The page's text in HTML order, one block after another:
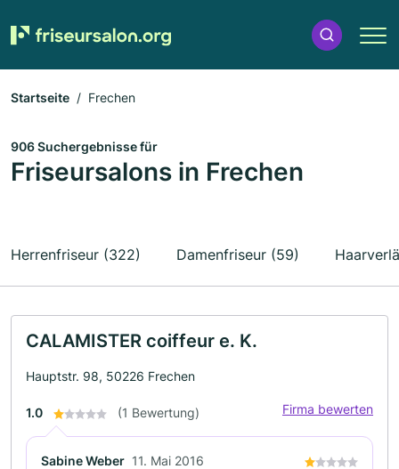
Startseite Frechen
906 Suchergebnisse für
Friseursalons in Frechen
Herrenfriseur (322) Damenfriseur (59)
CALAMISTER coiffeur e. K.
Hauptstr. 98, 50226 Frechen
1.0 (1 Bewertung) Firma bewerten
Sabine Weber 11. Mai 2016